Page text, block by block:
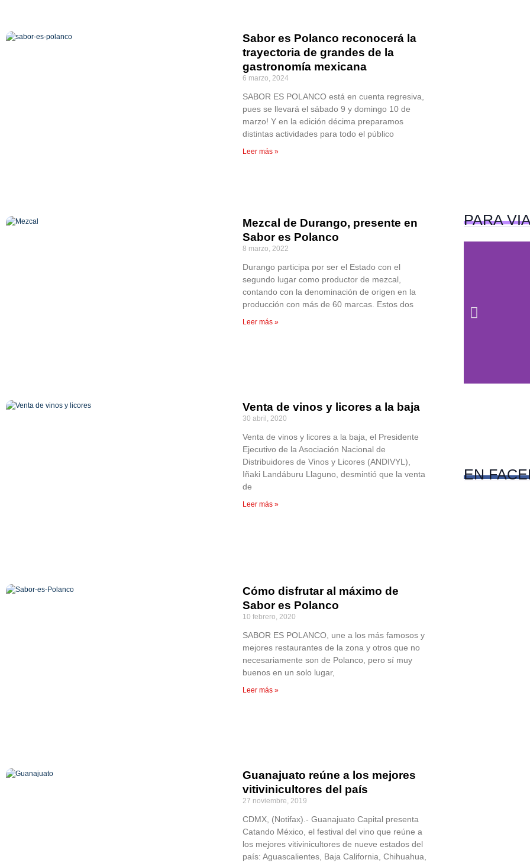
Sabor es Polanco reconocerá la
trayectoria de grandes de la
gastronomía mexicana
6 marzo, 2024
SABOR ES POLANCO está en cuenta regresiva,
pues se llevará el sábado 9 y domingo 10 de
marzo! Y en la edición décima preparamos
distintas actividades para todo el público
Leer más »
Mezcal de Durango, presente en
Sabor es Polanco
8 marzo, 2022
Durango participa por ser el Estado con el
segundo lugar como productor de mezcal,
contando con la denominación de origen en la
producción con más de 60 marcas. Estos dos
Leer más »
Venta de vinos y licores a la baja
30 abril, 2020
Venta de vinos y licores a la baja, el Presidente
Ejecutivo de la Asociación Nacional de
Distribuidores de Vinos y Licores (ANDIVYL),
Iñaki Landáburu Llaguno, desmintió que la venta
de
Leer más »
Cómo disfrutar al máximo de
Sabor es Polanco
10 febrero, 2020
SABOR ES POLANCO, une a los más famosos y
mejores restaurantes de la zona y otros que no
necesariamente son de Polanco, pero sí muy
buenos en un solo lugar,
Leer más »
Guanajuato reúne a los mejores
vitivinicultores del país
27 noviembre, 2019
CDMX, (Notifax).- Guanajuato Capital presenta
Catando México, el festival del vino que reúne a
los mejores vitivinicultores de nueve estados del
país: Aguascalientes, Baja California, Chihuahua,
PARA
EN